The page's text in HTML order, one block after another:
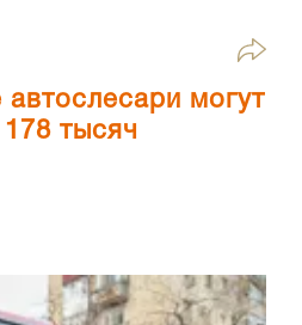
автослесари могут
тысяч